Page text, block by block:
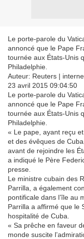
Le porte-parole du
annoncé que le Pape
tournée aux États-Unis
Philadelphie.
Auteur: Reuters |
23 avril 2015 09:04:50
Le porte-parole du
annoncé que le Pape
tournée aux États-Unis
Philadelphie.
« Le pape, ayant reçu
et des évêques de
avant de rejoindre les
a indiqué le Père
presse.
Le ministre cubain des
Parrilla, a également
pontificale dans l’île au
Parrilla a affirmé que le
hospitalité de Cuba.
« Sa prêche en faveur
monde suscite